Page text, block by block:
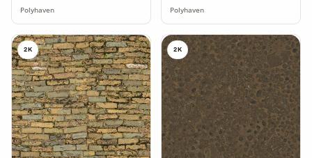
Polyhaven Polyhaven
2K 2K